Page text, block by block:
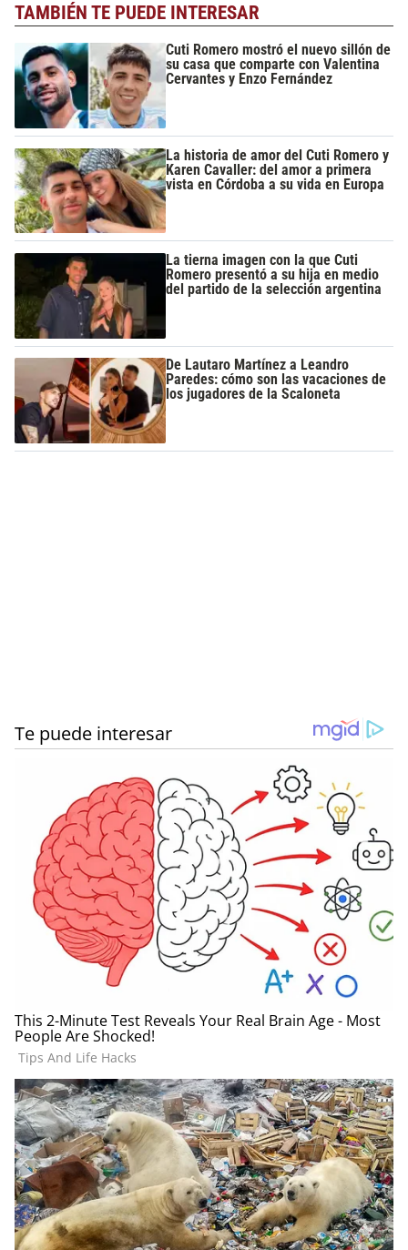
TAMBIÉN TE PUEDE INTERESAR
Cuti Romero mostró el nuevo sillón de
su casa que comparte con Valentina
Cervantes y Enzo Fernández
La historia de amor del Cuti Romero y
Karen Cavaller: del amor a primera
vista en Córdoba a su vida en Europa
La tierna imagen con la que Cuti
Romero presentó a su hija en medio
del partido de la selección argentina
De Lautaro Martínez a Leandro
Paredes: cómo son las vacaciones de
los jugadores de la Scaloneta